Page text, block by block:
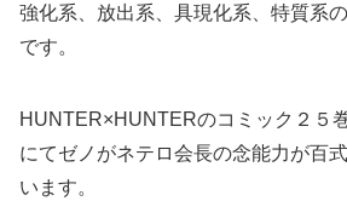
強化系、放出系、具現化系、特質系
です。
HUNTER×HUNTERのコミック２５
にてゼノがネテロ会長の念能力が百
います。